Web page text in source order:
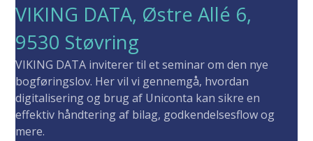
VIKING DATA, Østre Allé 6,
9530 Støvring
VIKING DATA inviterer til et seminar om den nye
bogføringslov. Her vil vi gennemgå, hvordan
digitalisering og brug af Uniconta kan sikre en
effektiv håndtering af bilag, godkendelsesflow og
mere.